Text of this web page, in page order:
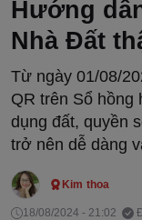
Hướng
Nhà Đất
Từ ngày 01/08/
QR trên Sổ hồng
dụng đất, quyền
trở nên dễ dàng
Kim thoa
18/08/2024 - 21:02